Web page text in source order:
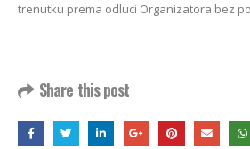
trenutku prema odluci Organizatora bez
Share this post